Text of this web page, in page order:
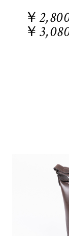
￥
￥